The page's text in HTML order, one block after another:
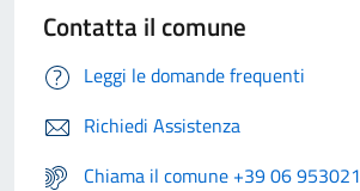
Contatta il comune
Leggi le domande frequenti
Richiedi Assistenza
Chiama il comune +39 06 953021